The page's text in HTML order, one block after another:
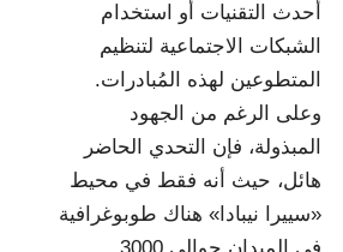
أحدث التقنيات أو استخدام
الشبكات الاجتماعية لتنظيم
المتطوعين لهذه المُبادرات.
وعلى الرغم من الجهود
المبذولة، فإن التحدي الحاضر
هائل، حيث أنه فقط في محيط
«سييرا نيبادا» هناك طوبوغرافية